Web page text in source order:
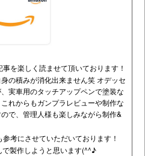
を楽しく読ませて頂いております！
の積みが消化出来ません笑 オデッセ
実車用のタッチアップペンで塗装な
れからもガンプラレビューや制作な
で、管理人様も楽しみながら制作&
考にさせていただいております！
製作しようと思います(^^♪